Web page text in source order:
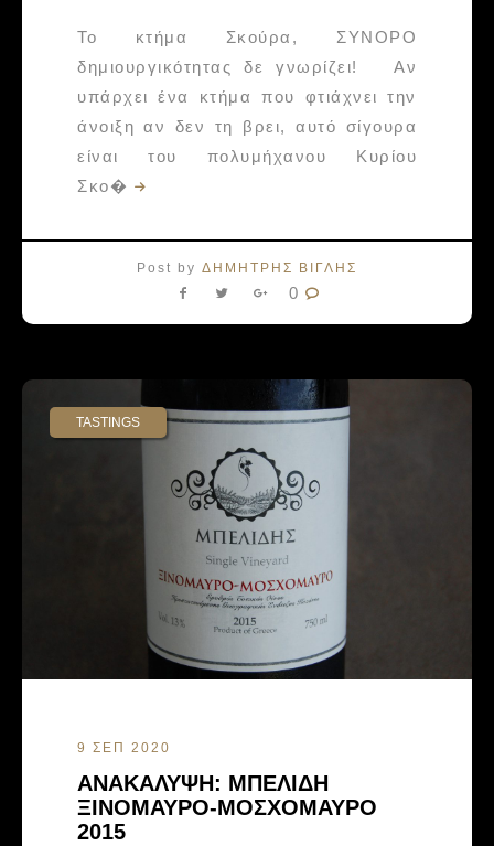
Το κτήμα Σκούρα, ΣΥΝΟΡΟ
δημιουργικότητας δε γνωρίζει! Αν
υπάρχει ένα κτήμα που φτιάχνει την
άνοιξη αν δεν τη βρει, αυτό σίγουρα
είναι του πολυμήχανου Κυρίου
Σκο�
Post by ΔΗΜΗΤΡΗΣ ΒΙΓΛΗΣ
0
TASTINGS
9 ΣΕΠ 2020
ΑΝΑΚΑΛΥΨΗ: ΜΠΕΛΙΔΗ
ΞΙΝΟΜΑΥΡΟ-ΜΟΣΧΟΜΑΥΡΟ
2015